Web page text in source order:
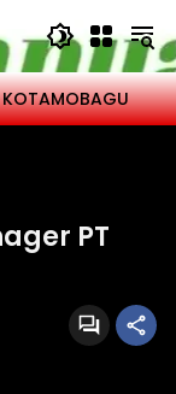
KOTAMOBAGU
PT